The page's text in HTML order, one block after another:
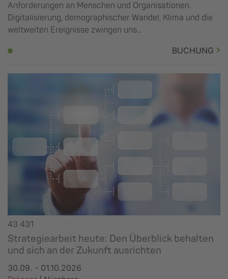
Anforderungen an Menschen und Organisationen.
Digitalisierung, demographischer Wandel, Klima und die
weltweiten Ereignisse zwingen uns...
BUCHUNG
43 431
Strategiearbeit heute: Den Überblick behalten
und sich an der Zukunft ausrichten
30.09. - 01.10.2026